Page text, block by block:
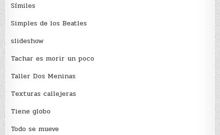
Sí­miles
Simples de los Beatles
slideshow
Tachar es morir un poco
Taller Dos Meninas
Texturas callejeras
Tiene globo
Todo se mueve